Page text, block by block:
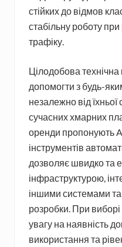
стійких до відмов
стабільну роботу
трафіку.
Цілодобова технічна
допомогти з будь-
незалежно від їхньої
сучасних хмарних
оренди пропонують
інструментів
дозволяє швидко та
інфраструктурою,
іншими системами
розробки. При
увагу на наявність
використання та